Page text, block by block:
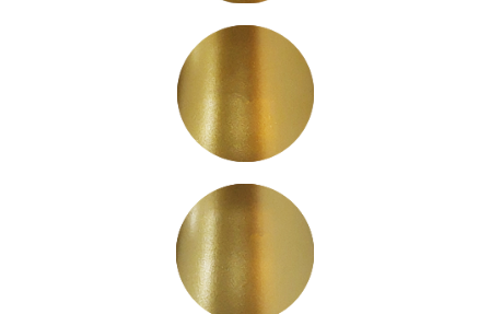
MAK12
MAK13